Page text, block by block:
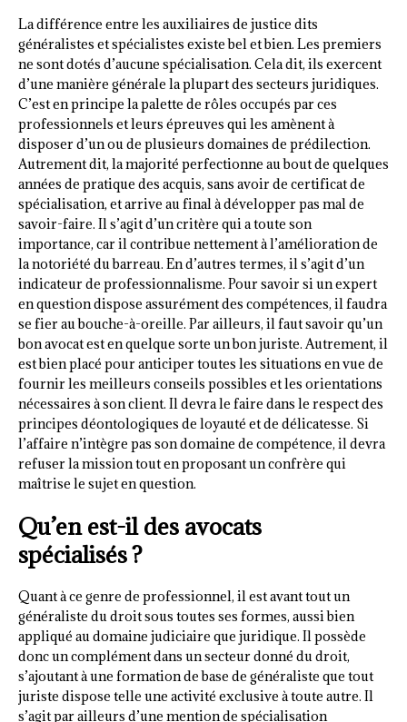
La différence entre les auxiliaires de justice dits
généralistes et spécialistes existe bel et bien. Les premiers
ne sont dotés d’aucune spécialisation. Cela dit, ils exercent
d’une manière générale la plupart des secteurs juridiques.
C’est en principe la palette de rôles occupés par ces
professionnels et leurs épreuves qui les amènent à
disposer d’un ou de plusieurs domaines de prédilection.
Autrement dit, la majorité perfectionne au bout de quelques
années de pratique des acquis, sans avoir de certificat de
spécialisation, et arrive au final à développer pas mal de
savoir-faire. Il s’agit d’un critère qui a toute son
importance, car il contribue nettement à l’amélioration de
la notoriété du barreau. En d’autres termes, il s’agit d’un
indicateur de professionnalisme. Pour savoir si un expert
en question dispose assurément des compétences, il faudra
se fier au bouche-à-oreille. Par ailleurs, il faut savoir qu’un
bon avocat est en quelque sorte un bon juriste. Autrement, il
est bien placé pour anticiper toutes les situations en vue de
fournir les meilleurs conseils possibles et les orientations
nécessaires à son client. Il devra le faire dans le respect des
principes déontologiques de loyauté et de délicatesse. Si
l’affaire n’intègre pas son domaine de compétence, il devra
refuser la mission tout en proposant un confrère qui
maîtrise le sujet en question.
Qu’en est-il des avocats
spécialisés ?
Quant à ce genre de professionnel, il est avant tout un
généraliste du droit sous toutes ses formes, aussi bien
appliqué au domaine judiciaire que juridique. Il possède
donc un complément dans un secteur donné du droit,
s’ajoutant à une formation de base de généraliste que tout
juriste dispose telle une activité exclusive à toute autre. Il
s’agit par ailleurs d’une mention de spécialisation